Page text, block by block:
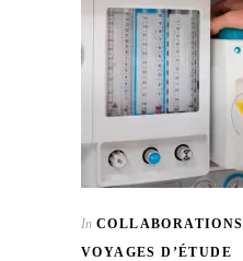
In COLLABORATIONS
VOYAGES D’ÉTUDE